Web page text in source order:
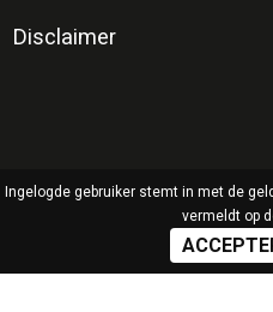
Disclaimer
Ingelogde gebruiker stemt in met de
vermeldt op